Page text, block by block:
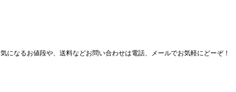
気になるお値段や、送料などお問い合わせは電話、メールでお気軽にどーぞ！